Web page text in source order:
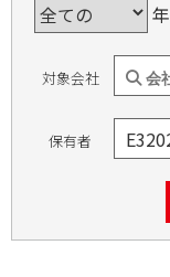
年
対象会社
保有者